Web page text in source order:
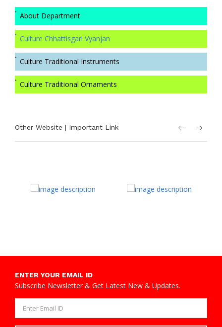
About Department
Culture Chhattisgari Vyanjan
Culture Traditional Instruments
Culture Traditional Ornaments
Other Website | Important Link
ENTER YOUR EMAIL ID
Subscribe Newsletter & Get Latest New & Updates.